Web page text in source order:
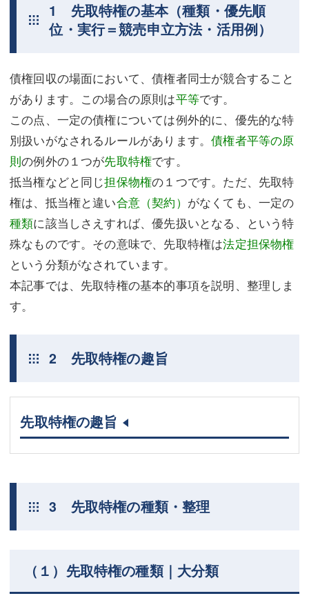
1 先取特権の基本（種類・優先順
位・実行＝競売申立方法・活用例）
債権回収の場面において、債権者同士が競合すること
があります。この場合の原則は平等です。
この点、一定の債権については例外的に、優先的な特
別扱いがなされるルールがあります。債権者平等の原
則の例外の１つが先取特権です。
抵当権などと同じ担保物権の１つです。ただ、先取特
権は、抵当権と違い合意（契約） がなくても、一定の
種類に該当しさえすれば、優先扱いとなる、という特
殊なものです。その意味で、先取特権は法定担保物権
という分類がなされています。
本記事では、先取特権の基本的事項を説明、整理しま
す。
2 先取特権の趣旨
先取特権の趣旨
3 先取特権の種類・整理
（１）先取特権の種類｜大分類